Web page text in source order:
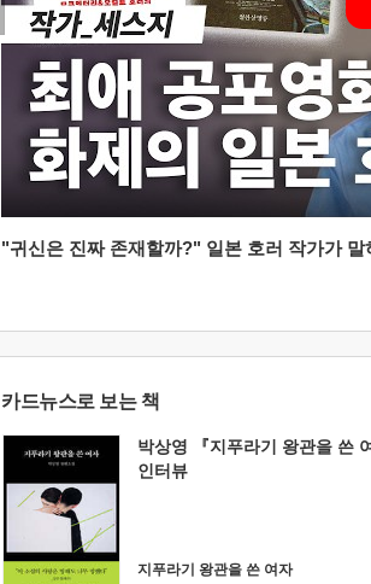
"귀신은 진짜 존재할까?" 일본 호러 작가가
카드뉴스로 보는 책
박상영 『지푸라기 왕관을 쓴
인터뷰
지푸라기 왕관을 쓴 여자